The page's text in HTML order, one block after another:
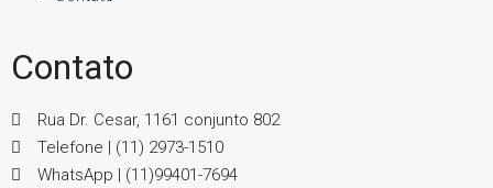
Contato
Rua Dr. Cesar, 1161 conjunto 802
Telefone | (11) 2973-1510
WhatsApp | (11)99401-7694